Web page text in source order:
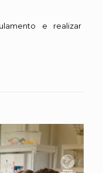
e realizar